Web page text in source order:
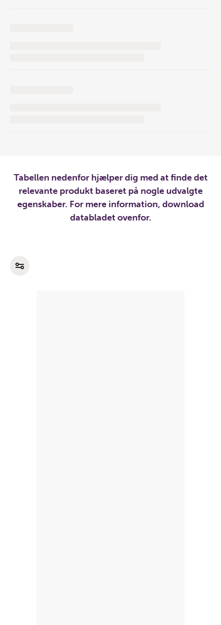
Tabellen nedenfor hjælper dig med at finde det
relevante produkt baseret på nogle udvalgte
egenskaber. For mere information, download
databladet ovenfor.